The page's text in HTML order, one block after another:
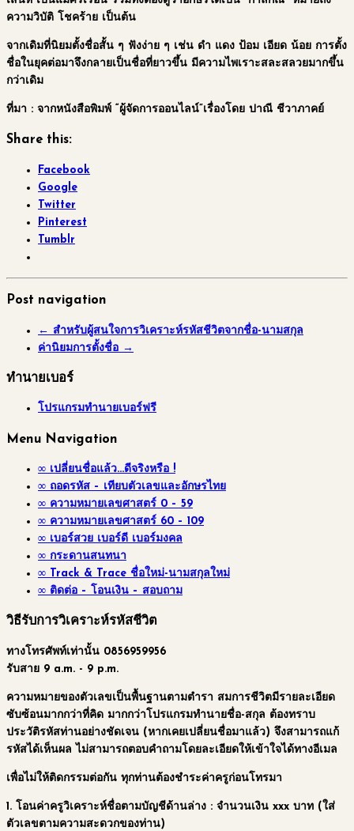
ความวิบัติ โชคร้าย เป็นต้น
จากเดิมที่นิยมตั้งชื่อสั้น ๆ ฟังง่าย ๆ เช่น ดำ แดง ป้อม เอียด น้อย การตั้ง
ชื่อในยุคต่อมาจึงกลายเป็นชื่อที่ยาวขึ้น มีความไพเราะสละสลวยมากขึ้น
กว่าเดิม
ที่มา : จากหนังสือพิมพ์ “ผู้จัดการออนไลน์”เรื่องโดย ปาณี ชีวาภาคย์
Share this:
Facebook
Google
Twitter
Pinterest
Tumblr
Post navigation
← สำหรับผู้สนใจการวิเคราะห์รหัสชีวิตจากชื่อ-นามสกุล
ค่านิยมการตั้งชื่อ →
ทำนายเบอร์
โปรแกรมทำนายเบอร์ฟรี
Menu Navigation
∞ เปลี่ยนชื่อแล้ว…ดีจริงหรือ !
∞ ถอดรหัส – เทียบตัวเลขและอักษรไทย
∞ ความหมายเลขศาสตร์ 0 – 59
∞ ความหมายเลขศาสตร์ 60 – 109
∞ เบอร์สวย เบอร์ดี เบอร์มงคล
∞ กระดานสนทนา
∞ Track & Trace ชื่อใหม่-นามสกุลใหม่
∞ ติดต่อ – โอนเงิน – สอบถาม
วิธีรับการวิเคราะห์รหัสชีวิต
ทางโทรศัพท์เท่านั้น 0856959956
รับสาย 9 a.m. - 9 p.m.
ความหมายของตัวเลขเป็นพื้นฐานตามตำรา สมการชีวิตมีรายละเอียด
ซับซ้อนมากกว่าที่คิด มากกว่าโปรแกรมทำนายชื่อ-สกุล ต้องทราบ
ประวัติรหัสท่านอย่างชัดเจน (หากเคยเปลี่ยนชื่อมาแล้ว) จึงสามารถแก้
รหัสได้เห็นผล ไม่สามารถตอบคำถามโดยละเอียดให้เข้าใจได้ทางอีเมล
เพื่อไม่ให้ติดกรรมต่อกัน ทุกท่านต้องชำระค่าครูก่อนโทรมา
1. โอนค่าครูวิเคราะห์ชื่อตามบัญชีด้านล่าง : จำนวนเงิน xxx บาท (ใส่
ตัวเลขตามความสะดวกของท่าน)